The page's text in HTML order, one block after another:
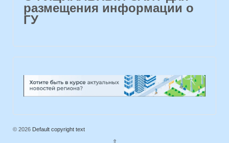
размещения информации о
ГУ
© 2026 Default copyright text
⇧